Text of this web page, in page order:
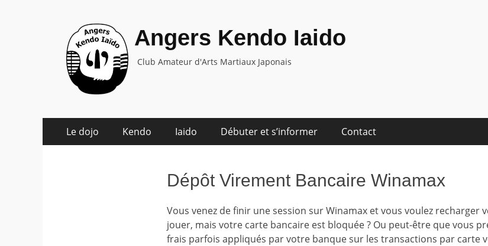
Angers Kendo Iaido
Club Amateur d'Arts Martiaux Japonais
Menu
principal
Le dojo Kendo Iaido Débuter et s’informer Contact
Dépôt Virement Bancaire Winamax
Vous venez de finir une session sur Winamax et vous voulez
jouer, mais votre carte bancaire est bloquée ? Ou peut-être que vous
frais parfois appliqués par votre banque sur les transactions par carte